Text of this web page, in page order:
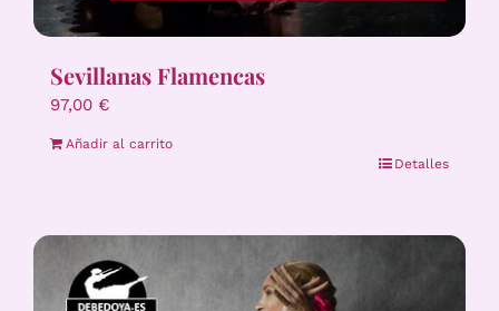
Sevillanas Flamencas
97,00 €
Añadir al carrito
Detalles